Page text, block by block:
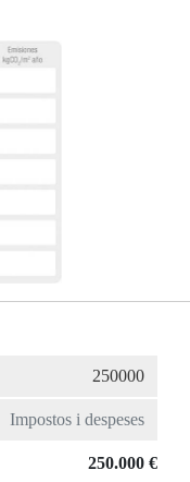
250.000 €